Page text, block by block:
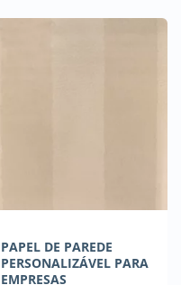
PAPEL DE PAREDE
PERSONALIZÁVEL PARA
EMPRESAS